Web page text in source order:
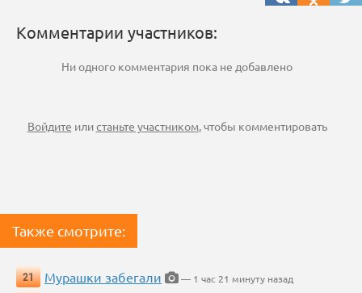
Комментарии участников:
Ни одного комментария пока не добавлено
Войдите илистаньте участником, чтобы комментировать
Также смотрите:
21 Мурашки забегали
— 1 час 21 минуту назад